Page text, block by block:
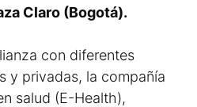
Claro (Bogotá).
con diferentes
y privadas, la compañía
salud (E-Health),